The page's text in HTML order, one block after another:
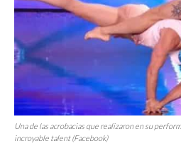
Una de las acrobacias que realizaron en su
incroyable talent (Facebook)